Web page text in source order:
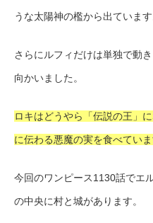
うな太陽神の檻から出ています
さらにルフィだけは単独で動
向かいました。
ロキはどうやら「伝説の王」
に伝わる悪魔の実を食べていま
今回のワンピース1130話でエ
の中央に村と城があります。